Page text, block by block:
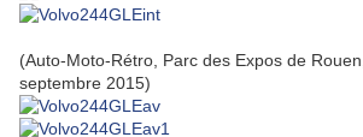
(Auto-Moto-Rétro, Parc des Expos de Rouen,
septembre 2015)